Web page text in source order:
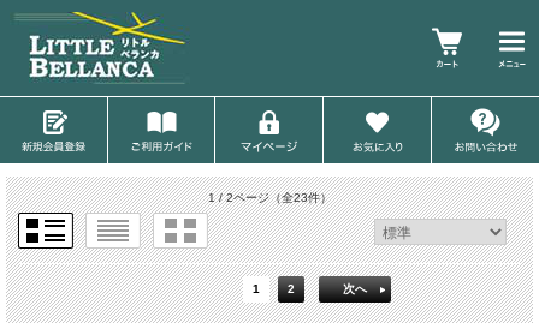
1 / 2ページ（全23件）
1 2 次へ